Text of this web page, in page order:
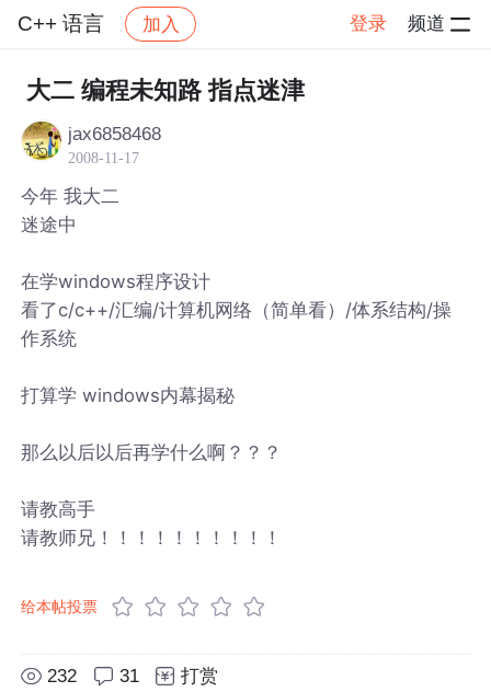
C++ 语言 加入 登录 频道
社区 C++ 语言 帖子详情
大二 编程未知路 指点迷津
jax6858468
2008-11-17
今年 我大二
迷途中
在学windows程序设计
看了c/c++/汇编/计算机网络（简单看）/体系结构/操
作系统
打算学 windows内幕揭秘
那么以后以后再学什么啊？？？
请教高手
请教师兄！！！！！！！！！！
给本帖投票
232 31 打赏